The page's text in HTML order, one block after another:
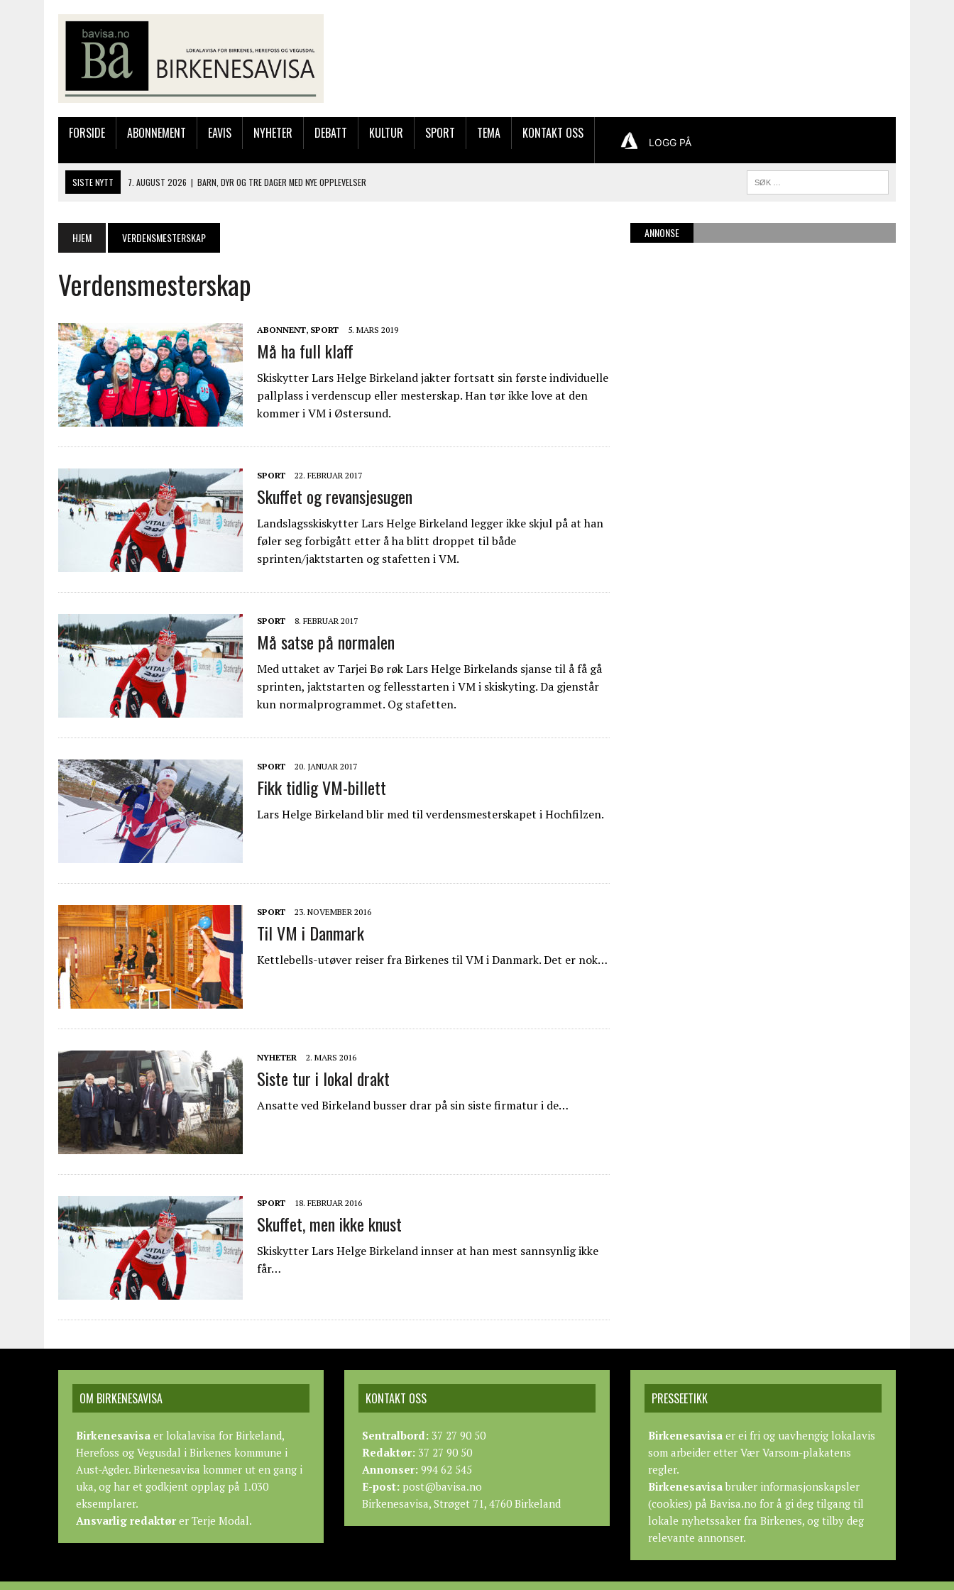
FORSIDE ABONNEMENT EAVIS NYHETER DEBATT KULTUR SPORT TEMA KONTAKT OSS
LOGG PÅ
SISTE NYTT 7. AUGUST 2026 | BARN, DYR OG TRE DAGER MED NYE OPPLEVELSER
6. AUGUST 2026 | BYGGING AV FLATBUNNINGER PÅ MUSEET
7. AUGUST 2026
FLYTTER PRODUKSJONEN TIL OSLO: FLERE MISTER JOBBEN VED SYNKRON MEDIA
HJEM VERDENSMESTERSKAP
Verdensmesterskap
ABONNENT, SPORT 5. MARS 2019
Må ha full klaff
Skiskytter Lars Helge Birkeland jakter fortsatt sin første individuelle
pallplass i verdenscup eller mesterskap. Han tør ikke love at den
kommer i VM i Østersund.
SPORT 22. FEBRUAR 2017
Skuffet og revansjesugen
Landslagsskiskytter Lars Helge Birkeland legger ikke skjul på at han
føler seg forbigått etter å ha blitt droppet til både
sprinten/jaktstarten og stafetten i VM.
SPORT 8. FEBRUAR 2017
Må satse på normalen
Med uttaket av Tarjei Bø røk Lars Helge Birkelands sjanse til å få gå
sprinten, jaktstarten og fellesstarten i VM i skiskyting. Da gjenstår
kun normalprogrammet. Og stafetten.
SPORT 20. JANUAR 2017
Fikk tidlig VM-billett
Lars Helge Birkeland blir med til verdensmesterskapet i Hochfilzen.
SPORT 23. NOVEMBER 2016
Til VM i Danmark
Kettlebells-utøver reiser fra Birkenes til VM i Danmark. Det er nok…
NYHETER 2. MARS 2016
Siste tur i lokal drakt
Ansatte ved Birkeland busser drar på sin siste firmatur i de…
SPORT 18. FEBRUAR 2016
Skuffet, men ikke knust
Skiskytter Lars Helge Birkeland innser at han mest sannsynlig ikke
får…
ANNONSE
OM BIRKENESAVISA
Birkenesavisa er lokalavisa for Birkeland,
Herefoss og Vegusdal i Birkenes kommune i
Aust-Agder. Birkenesavisa kommer ut en gang i
uka, og har et godkjent opplag på 1.030
eksemplarer.
Ansvarlig redaktører Terje Modal.
KONTAKT OSS
Sentralbord: 37 27 90 50
Redaktør: 37 27 90 50
Annonser: 994 62 545
E-post: post@bavisa.no
Birkenesavisa, Strøget 71, 4760 Birkeland
PRESSEETIKK
Birkenesavisa er ei fri og uavhengig lokalavis
som arbeider etterVær Varsom-plakatens
regler.
Birkenesavisabruker informasjonskapsler
(cookies) på Bavisa.no for å gi deg tilgang til
lokale nyhetssaker fra Birkenes, og tilby deg
relevante annonser.